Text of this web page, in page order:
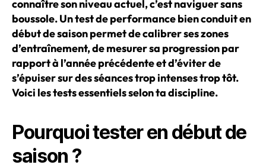
connaître son niveau actuel, c’est naviguer sans
boussole. Un test de performance bien conduit en
début de saison permet de calibrer ses zones
d’entraînement, de mesurer sa progression par
rapport à l’année précédente et d’éviter de
s’épuiser sur des séances trop intenses trop tôt.
Voici les tests essentiels selon ta discipline.
Pourquoi tester en début de
saison ?